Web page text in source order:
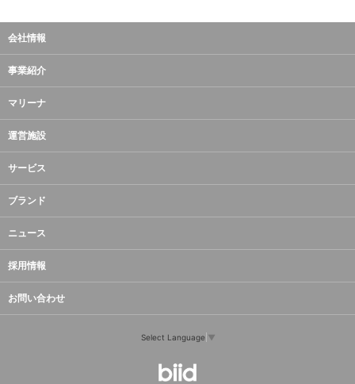
会社情報
事業紹介
マリーナ
運営施設
サービス
ブランド
ニュース
採用情報
お問い合わせ
Select Language ▼